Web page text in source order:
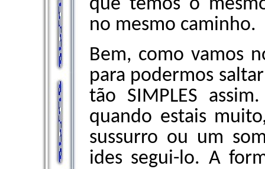
que temos o
no mesmo caminho.
Bem, como vamos
para podermos
tão SIMPLES
quando estais
sussurro ou um
ides segui-lo. A